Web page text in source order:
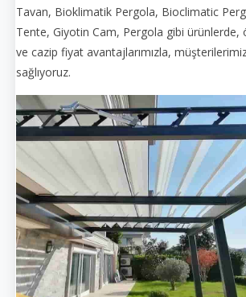
Tavan, Bioklimatik Pergola, Bioclimatic
Tente, Giyotin Cam, Pergola gibi ürünlerde,
ve cazip fiyat avantajlarımızla,
sağlıyoruz.